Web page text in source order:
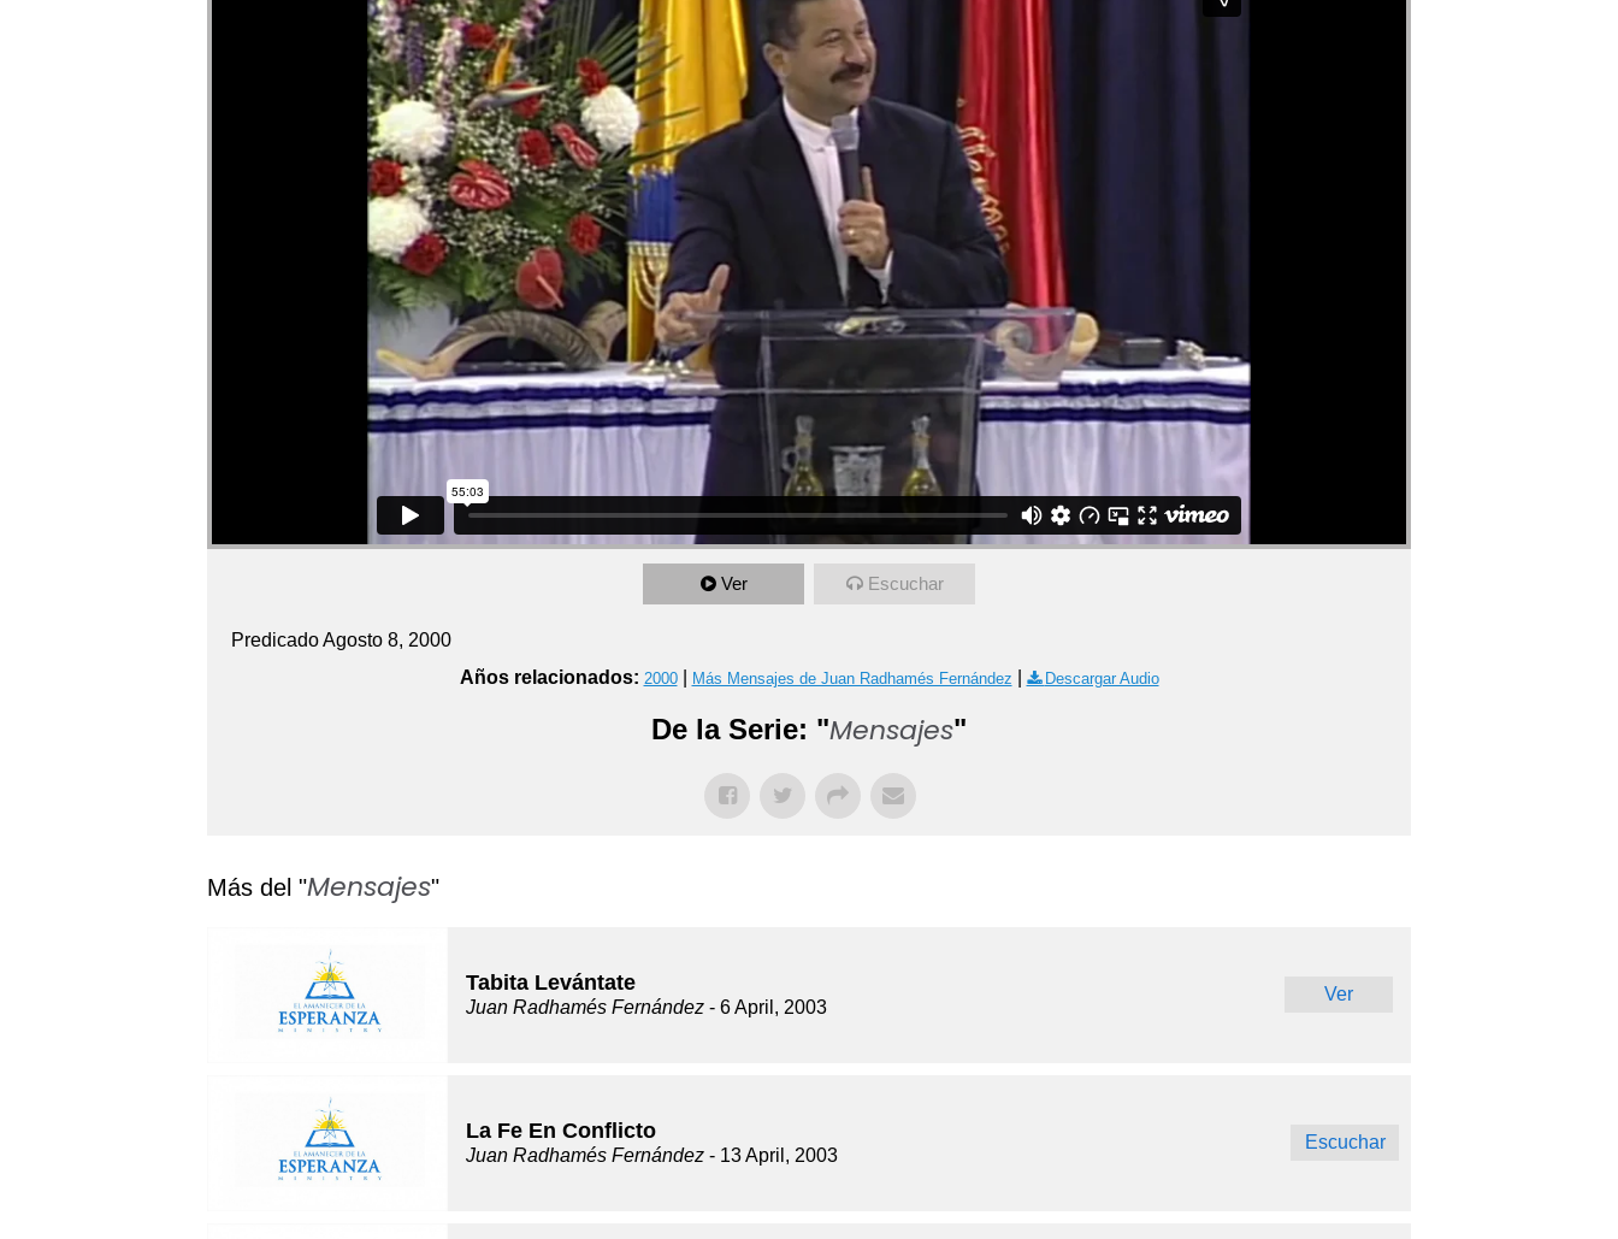
Ver Escuchar
Predicado Agosto 8, 2000
Años relacionados: 2000| Más Mensajes de Juan Radhamés Fernández Descargar Audio
De la Serie: "Mensajes"
Más del "Mensajes"
Tabita Levántate
Juan Radhamés Fernández - 6 April, 2003
Ver
La Fe En Conflicto
Juan Radhamés Fernández - 13 April, 2003
Escuchar